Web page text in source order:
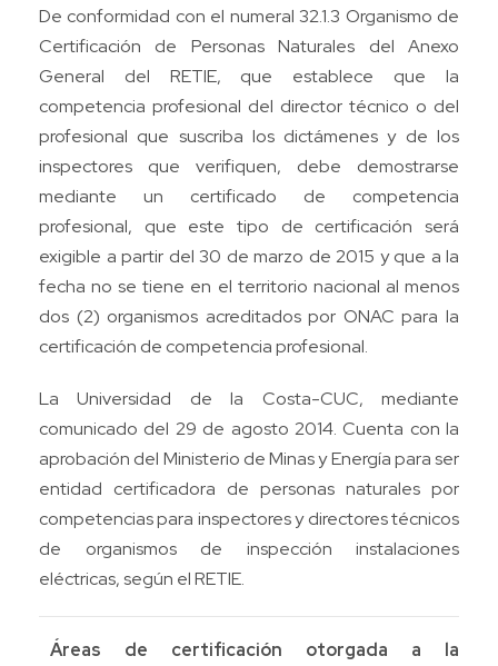
De conformidad con el numeral 32.1.3 Organismo de
Certificación de Personas Naturales del Anexo
General del RETIE, que establece que la
competencia profesional del director técnico o del
profesional que suscriba los dictámenes y de los
inspectores que verifiquen, debe demostrarse
mediante un certificado de competencia
profesional, que este tipo de certificación será
exigible a partir del 30 de marzo de 2015 y que a la
fecha no se tiene en el territorio nacional al menos
dos (2) organismos acreditados por ONAC para la
certificación de competencia profesional.
La Universidad de la Costa-CUC, mediante
comunicado del 29 de agosto 2014. Cuenta con la
aprobación del Ministerio de Minas y Energía para ser
entidad certificadora de personas naturales por
competencias para inspectores y directores técnicos
de organismos de inspección instalaciones
eléctricas, según el RETIE.
Áreas de certificación otorgada a la